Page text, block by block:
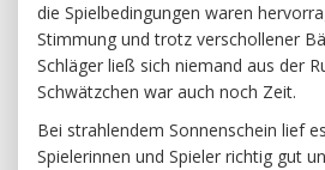
die Spielbedingungen waren
Stimmung und trotz verschollener
Schläger ließ sich niemand aus der
Schwätzchen war auch noch Zeit.
Bei strahlendem Sonnenschein lief
Spielerinnen und Spieler richtig gut